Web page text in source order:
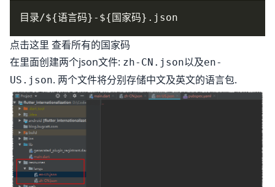
点击这里 查看所有的国家码
在里面创建两个json文件: zh-CN.json以及en-
US.json. 两个文件将分别存储中文及英文的语言包.